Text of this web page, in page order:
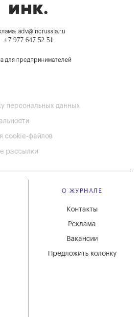
adv@incrussia.ru
+7 977 647 52 51
для предпринимателей
персональных данных
cookie-файлов
рассылки
О ЖУРНАЛЕ
Вакансии
Реклама
Контакты
Предложить колонку